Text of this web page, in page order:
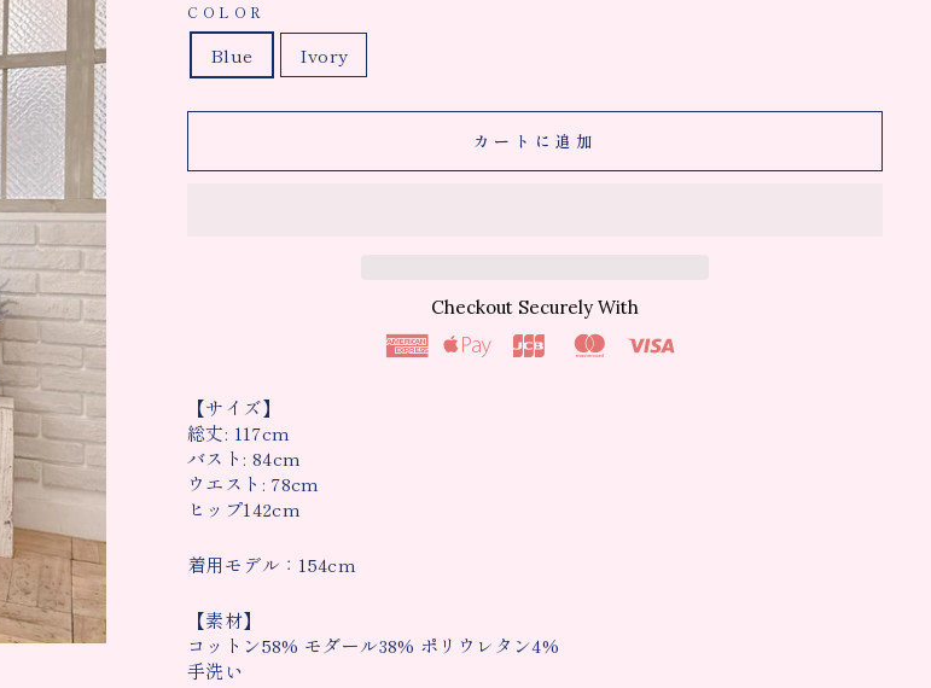
COLOR
Blue Ivory
カートに追加
Checkout Securely With
【サイズ】
総丈: 117cm
バスト: 84cm
ウエスト: 78cm
ヒップ142cm
着用モデル：154cm
【素材】
コットン58% モダール38% ポリウレタン4%
手洗い